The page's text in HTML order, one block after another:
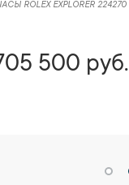
ROLEX EXPLORER 224270
500 руб.